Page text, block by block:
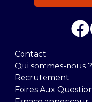
Contact
Qui sommes-nous ?
Recrutement
Foires Aux